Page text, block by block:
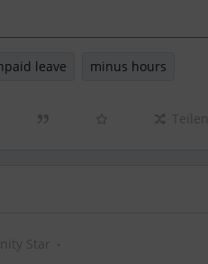
leave minus hours
Teilen
Star